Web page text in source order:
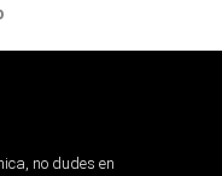
no dudes en